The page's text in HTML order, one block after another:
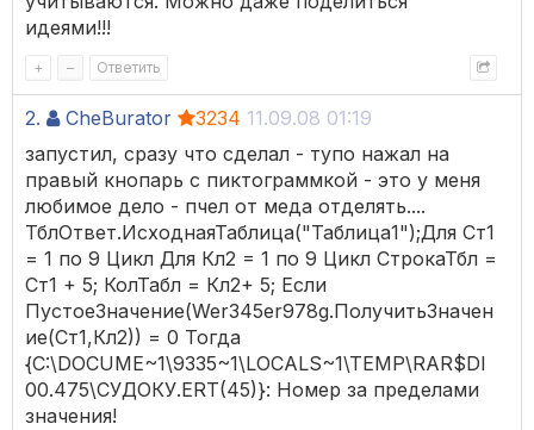
идеями!!!
+ – Ответить
2. CheBurator 3234 11.09.08 01:19
запустил, сразу что сделал - тупо нажал на
правый кнопарь с пиктограммкой - это у меня
любимое дело - пчел от меда отделять....
ТблОтвет.ИсходнаяТаблица("Таблица1");Для Ст1
= 1 по 9 Цикл Для Кл2 = 1 по 9 Цикл СтрокаТбл =
Ст1 + 5; КолТабл = Кл2+ 5; Если
ПустоеЗначение(Wer345er978g.ПолучитьЗначен
ие(Ст1,Кл2)) = 0 Тогда
{C:\DOCUME~1\9335~1\LOCALS~1\TEMP\RAR$DI
00.475\СУДОКУ.ERT(45)}: Номер за пределами
значения!